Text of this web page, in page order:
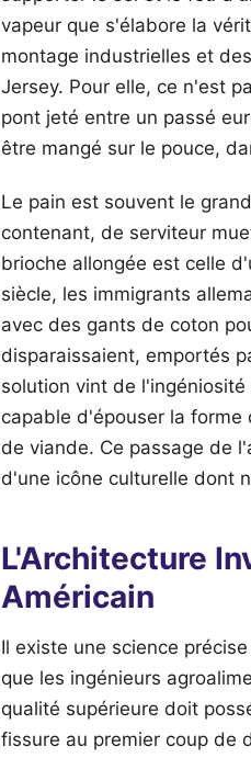
vapeur que s'élabore la
montage industrielles et
Jersey. Pour elle, ce n'est
pont jeté entre un passé
être mangé sur le pouce,
Le pain est souvent le
contenant, de serviteur
brioche allongée est celle
siècle, les immigrants
avec des gants de coton
disparaissaient, emportés
solution vint de
capable d'épouser la
de viande. Ce passage de
d'une icône culturelle dont
L'Architecture
Américain
Il existe une science
que les ingénieurs
qualité supérieure doit
fissure au premier coup de